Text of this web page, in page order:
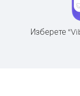
Изберете